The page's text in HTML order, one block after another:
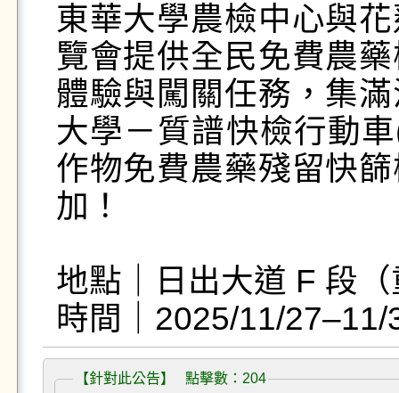
東華大學農檢中心與
覽會提供全民免費農
體驗與闖關任務，集
大學－質譜快檢行動
作物免費農藥殘留快
加！
地點｜日出大道 F 段
時間｜2025/11/
【針對此公告】 點擊數：204